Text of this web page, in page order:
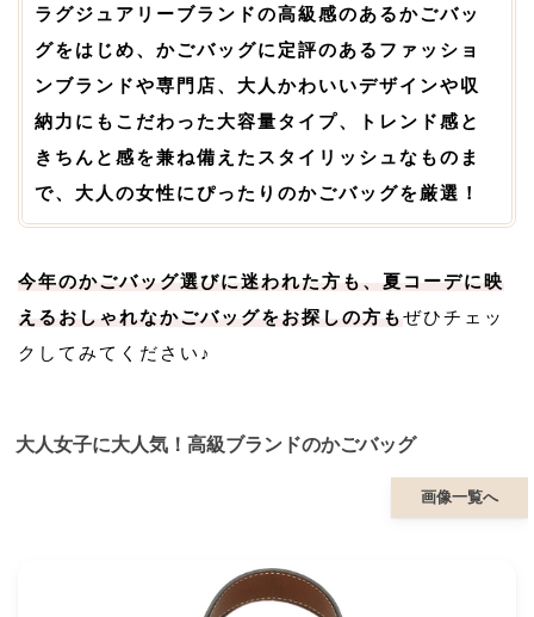
ラグジュアリーブランドの高級感のあるかごバッ
グをはじめ、かごバッグに定評のあるファッショ
ンブランドや専門店、大人かわいいデザインや収
納力にもこだわった大容量タイプ、トレンド感と
きちんと感を兼ね備えたスタイリッシュなものま
で、大人の女性にぴったりのかごバッグを厳選！
今年のかごバッグ選びに迷われた方も、夏コーデに映
えるおしゃれなかごバッグをお探しの方もぜひチェッ
クしてみてください♪
大人女子に大人気！高級ブランドのかごバッグ
画像一覧へ